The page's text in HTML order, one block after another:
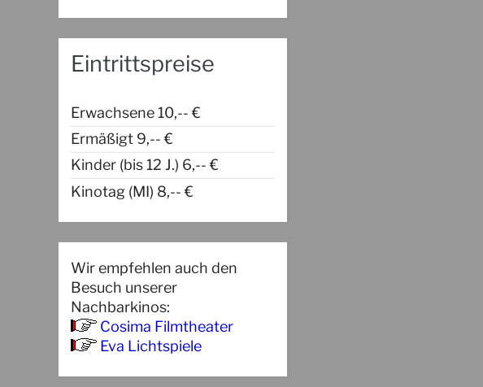
Eintrittspreise
Erwachsene 10,-- €
Ermäßigt 9,-- €
Kinder (bis 12 J.) 6,-- €
Kinotag (MI) 8,-- €
Wir empfehlen auch den
Besuch unserer
Nachbarkinos:
Cosima Filmtheater
Eva Lichtspiele